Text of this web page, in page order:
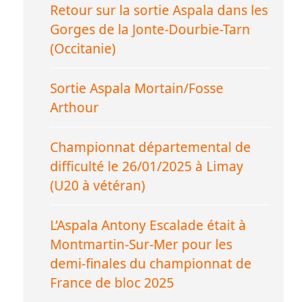
Retour sur la sortie Aspala dans les
Gorges de la Jonte-Dourbie-Tarn
(Occitanie)
Sortie Aspala Mortain/Fosse
Arthour
Championnat départemental de
difficulté le 26/01/2025 à Limay
(U20 à vétéran)
L’Aspala Antony Escalade était à
Montmartin-Sur-Mer pour les
demi-finales du championnat de
France de bloc 2025